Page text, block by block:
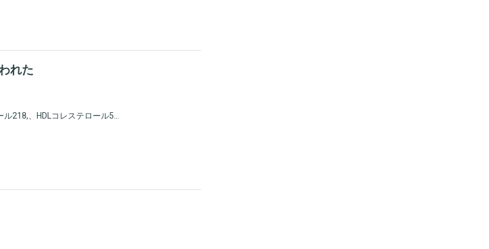
れた
218,、HDLコレステロール5...